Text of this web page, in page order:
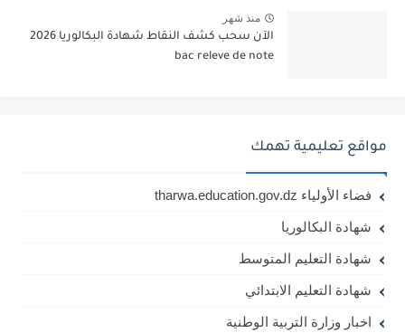
منذ شهر
الآن سحب كشف النقاط شهادة البكالوريا 2026
bac releve de note
مواقع تعليمية تهمك
فضاء الأولياء tharwa.education.gov.dz
شهادة البكالوريا
شهادة التعليم المتوسط
شهادة التعليم الابتدائي
اخبار وزارة التربية الوطنية